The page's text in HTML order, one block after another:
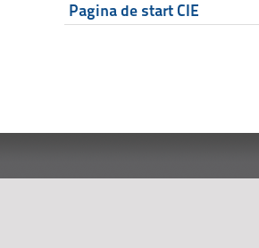
Pagina de start CIE